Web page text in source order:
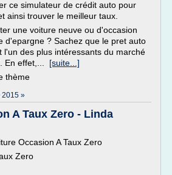
ce simulateur de crédit auto pour
ainsi trouver le meilleur taux.
une voiture neuve ou d'occasion
d'epargne ? Sachez que le pret auto
l'un des plus intéressants du marché
En effet,... [suite...]
thème
2015 »
A Taux Zero - Linda
Occasion A Taux Zero
Zero